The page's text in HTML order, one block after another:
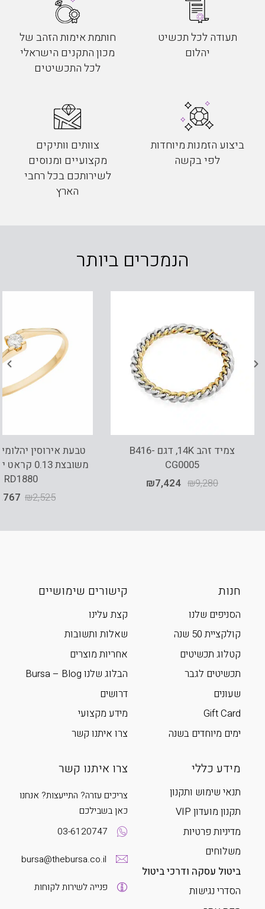
תעודה לכל תכשיט
יהלום
חותמת אימות הזהב של
מכון התקנים הישראלי
לכל התכשיטים
ביצוע הזמנות מיוחדות
לפי בקשה
צוותים וותיקים
מקצועיים ומנוסים
לשירותכם בכל רחבי
הארץ
הנמכרים ביותר
צמיד זהב 14K, דגם B416-
CG0005
₪9,280
₪7,424
משובצת
RD1880
₪2,525
חנות
הסניפים שלנו
קולקציית 50 שנה
קטלוג תכשיטים
תכשיטים לגבר
שעונים
Gift Card
ימים מיוחדים בשנה
קישורים שימושיים
קצת עלינו
שאלות ותשובות
אחריות מוצרים
הבלוג שלנו Bursa – Blog
דרושים
מידע מקצועי
צרו איתנו קשר
מידע כללי
תנאי שימוש ותקנון
תקנון מועדון VIP
מדיניות פרטיות
משלוחים
ביטול עסקה ודרכי ביטול
הסדרי נגישות
צרו איתנו קשר
צריכים עזרה? התייעצות? אנחנו
כאן בשבילכם
03-6120747
bursa@thebursa.co.il
פנייה לשירות לקוחות